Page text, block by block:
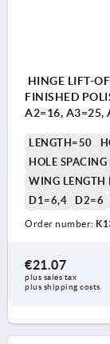
HINGE LIFT-
FINISHED
A2=16, A3=25,
LENGTH=50
HOLE
WING LENGTH
D1=6,4
D2=6
Order number:
€21.07
plus sales tax
plus shipping costs